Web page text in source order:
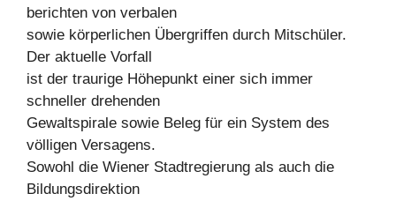
berichten von verbalen
sowie körperlichen Übergriffen durch Mitschüler.
Der aktuelle Vorfall
ist der traurige Höhepunkt einer sich immer
schneller drehenden
Gewaltspirale sowie Beleg für ein System des
völligen Versagens.
Sowohl die Wiener Stadtregierung als auch die
Bildungsdirektion